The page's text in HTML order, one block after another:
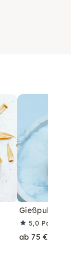
Gießpulver
5,0
ab 75 €